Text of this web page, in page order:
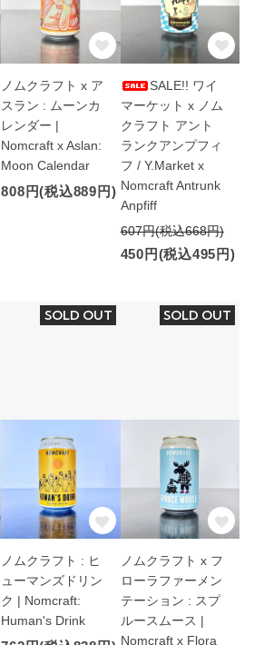
ノムクラフト x ア
スラン : ムーンカ
レンダー |
Nomcraft x Aslan:
Moon Calendar
808円(税込889円)
SALE!! ワイ
マーケット x ノム
クラフト アント
ランクアンプフィ
フ / Y.Market x
Nomcraft Antrunk
Anpfiff
607円(税込668円)
450円(税込495円)
SOLD OUT
ノムクラフト : ヒ
ューマンズドリン
ク | Nomcraft:
Human's Drink
SOLD OUT
ノムクラフト x フ
ローラファーメン
テーション : スプ
ルースムース |
Nomcraft x Flora